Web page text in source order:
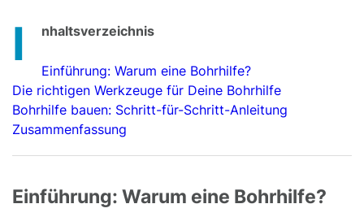
I nhaltsverzeichnis
Einführung: Warum eine Bohrhilfe?
Die richtigen Werkzeuge für Deine Bohrhilfe
Bohrhilfe bauen: Schritt-für-Schritt-Anleitung
Zusammenfassung
Einführung: Warum eine Bohrhilfe?